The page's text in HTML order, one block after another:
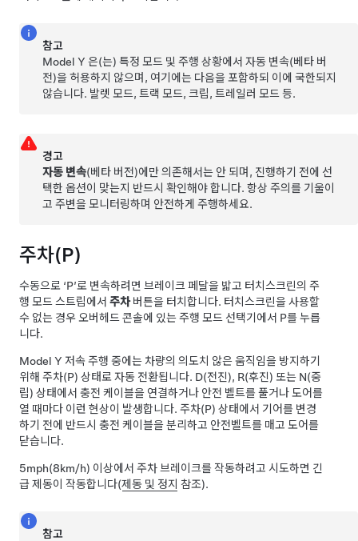
참고
Model Y 은(는) 특정 모드 및 주행 상황에서 자동 변속(베타 버
전)을 허용하지 않으며, 여기에는 다음을 포함하되 이에 국한되지
않습니다. 발렛 모드, 트랙 모드, 크립, 트레일러 모드 등.
경고
자동 변속(베타 버전)에만 의존해서는 안 되며, 진행하기 전에 선
택한 옵션이 맞는지 반드시 확인해야 합니다. 항상 주의를 기울이
고 주변을 모니터링하며 안전하게 주행하세요.
주차(P)
수동으로 ‘P’로 변속하려면 브레이크 페달을 밟고 터치스크린의 주
행 모드 스트립에서 주차버튼을 터치합니다. 터치스크린을 사용할
수 없는 경우오버헤드 콘솔에 있는 주행 모드 선택기에서 P를 누릅
니다.
Model Y 저속 주행 중에는 차량의 의도치 않은 움직임을 방지하기
위해 주차(P) 상태로 자동 전환됩니다. D(전진), R(후진) 또는 N(중
립) 상태에서 충전 케이블을 연결하거나 안전 벨트를 풀거나 도어를
열 때마다 이런 현상이 발생합니다. 주차(P) 상태에서 기어를 변경
하기 전에 반드시 충전 케이블을 분리하고 안전벨트를 매고 도어를
닫습니다.
5mph(8km/h) 이상에서 주차 브레이크를 작동하려고 시도하면 긴
급 제동이 작동합니다(제동 및 정지 참조).
참고